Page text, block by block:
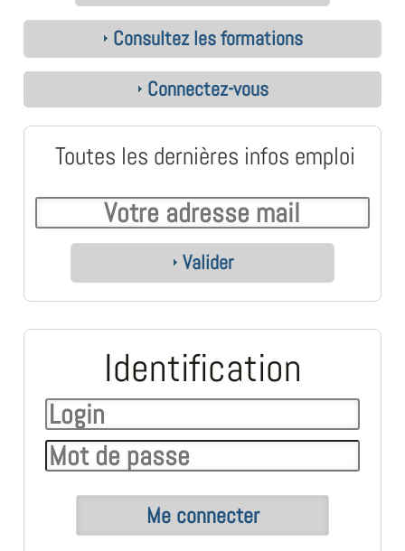
Consultez les formations
Connectez-vous
Toutes les dernières infos emploi
Valider
Identification